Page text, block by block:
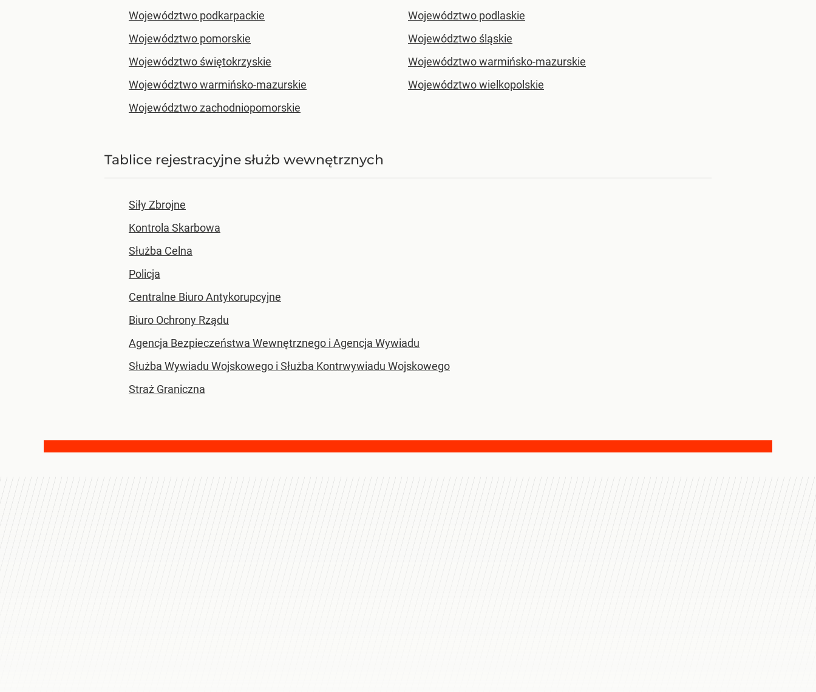
Województwo podkarpackie
Województwo podlaskie
Województwo pomorskie
Województwo śląskie
Województwo świętokrzyskie
Województwo warmińsko-mazurskie
Województwo warmińsko-mazurskie
Województwo wielkopolskie
Województwo zachodniopomorskie
Tablice rejestracyjne służb wewnętrznych
Siły Zbrojne
Kontrola Skarbowa
Służba Celna
Policja
Centralne Biuro Antykorupcyjne
Biuro Ochrony Rządu
Agencja Bezpieczeństwa Wewnętrznego i Agencja Wywiadu
Służba Wywiadu Wojskowego i Służba Kontrwywiadu Wojskowego
Straż Graniczna